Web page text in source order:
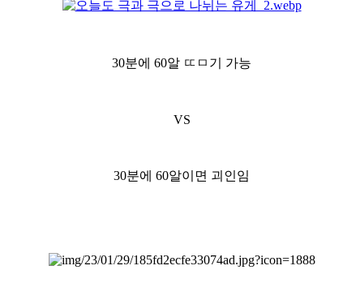
30분에 60알 ㄸㅁ기 가능
VS
30분에 60알이면 괴인임